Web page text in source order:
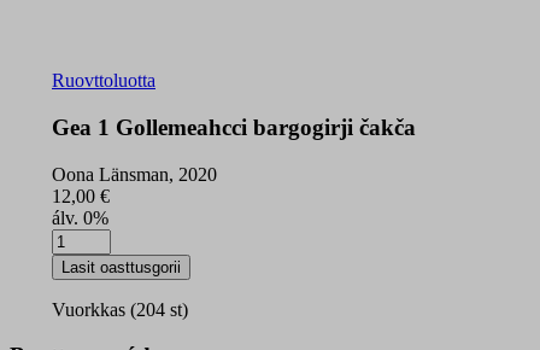
Ruovttoluotta
Gea 1 Gollemeahcci bargogirji čakča
Oona Länsman, 2020
12,00 €
álv. 0%
Gea
1
Gollemeahcci
bargogirji
Lasit oasttusgorii
Vuorkkas (204 st)